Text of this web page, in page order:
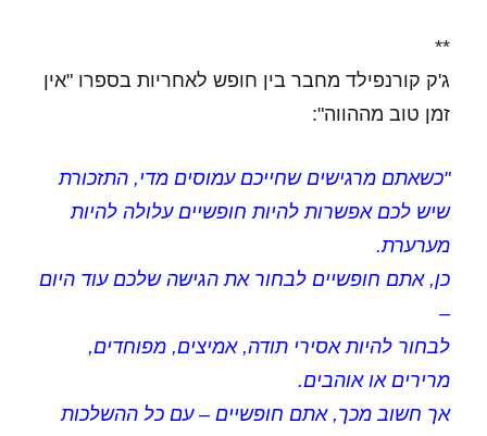
**
ג'ק קורנפילד מחבר בין חופש לאחריות בספרו "אין
זמן טוב מההווה":
"כשאתם מרגישים שחייכם עמוסים מדי, התזכורת
שיש לכם אפשרות להיות חופשיים עלולה להיות
מערערת.
כן, אתם חופשיים לבחור את הגישה שלכם עוד היום
–
לבחור להיות אסירי תודה, אמיצים, מפוחדים,
מרירים או אוהבים.
אך חשוב מכך, אתם חופשיים – עם כל ההשלכות